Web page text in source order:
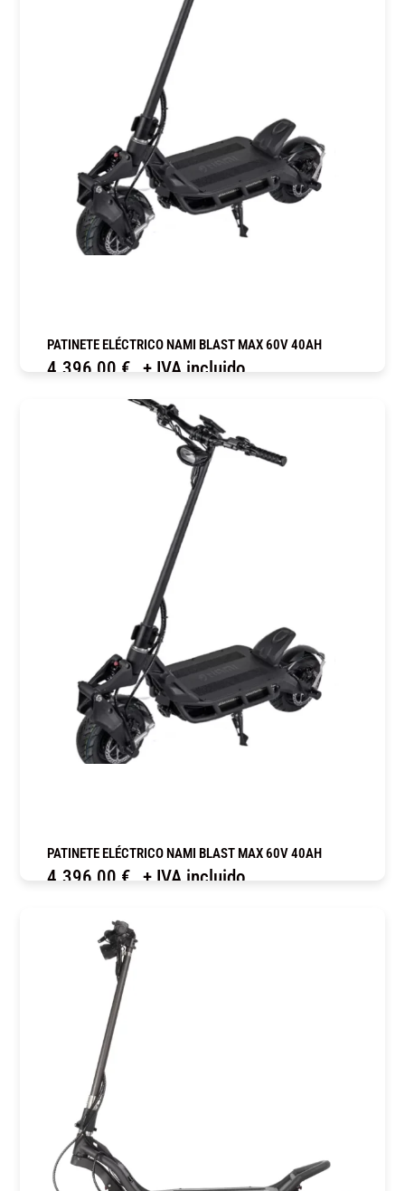
PATINETE ELÉCTRICO NAMI BLAST MAX 60V 40AH
4.396,00 € + IVA incluido
PATINETE ELÉCTRICO NAMI BLAST MAX 60V 40AH
4.396,00 € + IVA incluido